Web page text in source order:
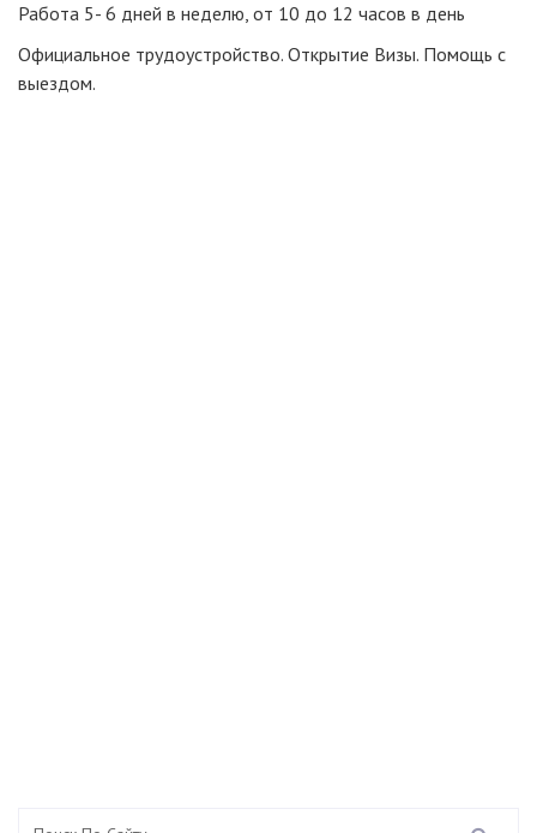
Работа 5- 6 дней в неделю, от 10 до 12 часов в день
Официальное трудоустройство. Открытие Визы. Помощь с
выездом.